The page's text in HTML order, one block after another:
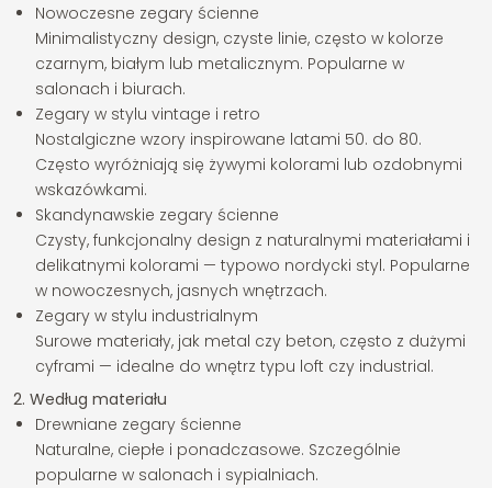
Nowoczesne zegary ścienne
Minimalistyczny design, czyste linie, często w kolorze
czarnym, białym lub metalicznym. Popularne w
salonach i biurach.
Zegary w stylu vintage i retro
Nostalgiczne wzory inspirowane latami 50. do 80.
Często wyróżniają się żywymi kolorami lub ozdobnymi
wskazówkami.
Skandynawskie zegary ścienne
Czysty, funkcjonalny design z naturalnymi materiałami i
delikatnymi kolorami — typowo nordycki styl. Popularne
w nowoczesnych, jasnych wnętrzach.
Zegary w stylu industrialnym
Surowe materiały, jak metal czy beton, często z dużymi
cyframi — idealne do wnętrz typu loft czy industrial.
2. Według materiału
Drewniane zegary ścienne
Naturalne, ciepłe i ponadczasowe. Szczególnie
popularne w salonach i sypialniach.